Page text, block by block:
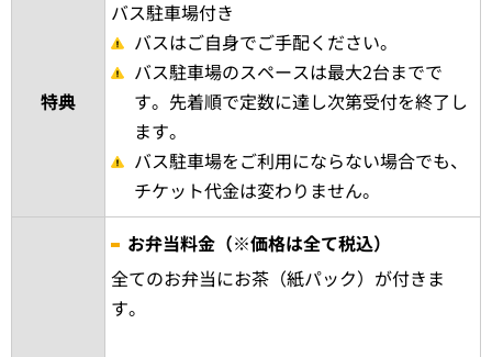
特典
バス駐車場付き
バスはご自身でご手配ください。
バス駐車場のスペースは最大2台までで
す。先着順で定数に達し次第受付を終了し
ます。
バス駐車場をご利用にならない場合でも、
チケット代金は変わりません。
お弁当料金（※価格は全て税込）
全てのお弁当にお茶（紙パック）が付きま
す。